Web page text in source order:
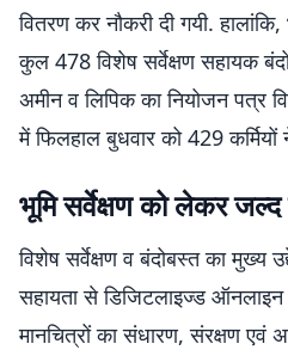
वितरण कर नौकरी दी गयी.
कुल 478 विशेष सर्वेक्षण सहायक
अमीन व लिपिक का नियोजन पत्र
में फिलहाल बुधवार को 429 कर्मियों
भूमि सर्वेक्षण को लेकर जल्द
विशेष सर्वेक्षण व बंदोबस्त का मुख्य
सहायता से डिजिटलाइज्ड
मानचित्रों का संधारण, संरक्षण एवं